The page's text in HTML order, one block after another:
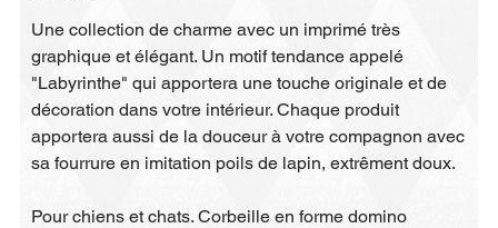
Une collection de charme avec un imprimé très
graphique et élégant. Un motif tendance appelé
"Labyrinthe" qui apportera une touche originale et de
décoration dans votre intérieur. Chaque produit
apportera aussi de la douceur à votre compagnon avec
sa fourrure en imitation poils de lapin, extrêment doux.
Pour chiens et chats. Corbeille en forme domino